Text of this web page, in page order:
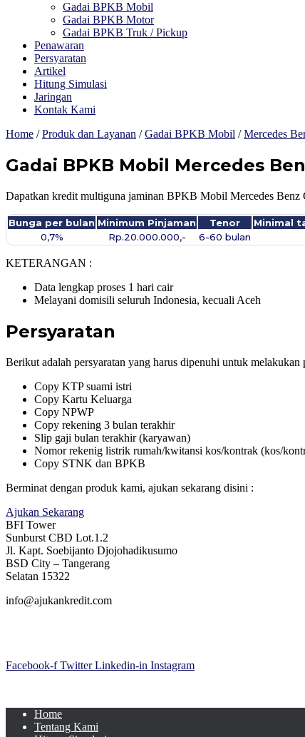
Gadai BPKB Mobil
Gadai BPKB Motor
Gadai BPKB Truk / Pickup
Penawaran
Persyaratan
Artikel
Hitung Simulasi
Jaringan
Kontak Kami
Home /Produk dan Layanan /Gadai BPKB Mobil /Mercedes
Gadai BPKB Mobil Mercedes
Dapatkan kredit multiguna jaminan BPKB Mobil Mercedes Benz
Bunga per bulan Minimum Pinjaman Tenor
Minimal
0,7%
Rp.20.000.000,- 6-60 bulan
KETERANGAN :
Data lengkap proses 1 hari cair
Melayani domisili seluruh Indonesia, kecuali Aceh
Persyaratan
Berikut adalah persyaratan yang harus dipenuhi untuk melakukan
Copy KTP suami istri
Copy Kartu Keluarga
Copy NPWP
Copy rekening 3 bulan terakhir
Slip gaji bulan terakhir (karyawan)
Nomor rekenig listrik rumah/kwitansi kos/kontrak (kos/
Copy STNK dan BPKB
Berminat dengan produk kami, ajukan sekarang disini :
Ajukan Sekarang
BFI Tower
Sunburst CBD Lot.1.2
Jl. Kapt. Soebijanto Djojohadikusumo
BSD City – Tangerang
Selatan 15322
info@ajukankredit.com
Facebook-f Twitter Linkedin-in Instagram
Home
Tentang Kami